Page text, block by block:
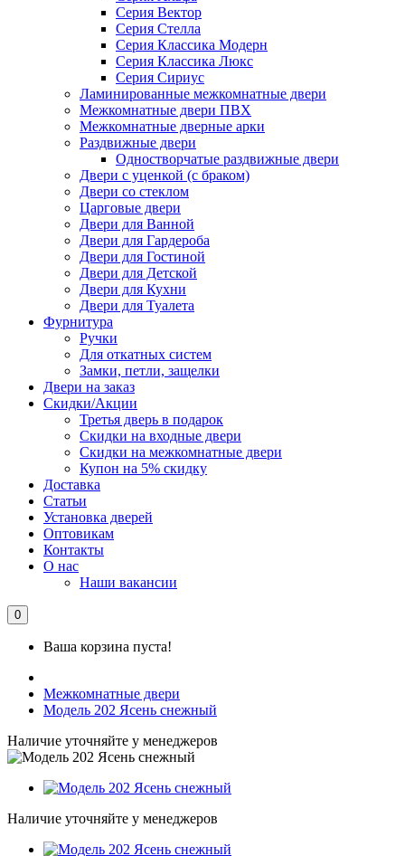
Серия Вектор
Серия Стелла
Серия Классика Модерн
Серия Классика Люкс
Серия Сириус
Ламинированные межкомнатные двери
Межкомнатные двери ПВХ
Межкомнатные дверные арки
Раздвижные двери
Одностворчатые раздвижные двери
Двери с уценкой (с браком)
Двери со стеклом
Царговые двери
Двери для Ванной
Двери для Гардероба
Двери для Гостиной
Двери для Детской
Двери для Кухни
Двери для Туалета
Фурнитура
Ручки
Для откатных систем
Замки, петли, защелки
Двери на заказ
Скидки/Акции
Третья дверь в подарок
Скидки на входные двери
Скидки на межкомнатные двери
Купон на 5% скидку
Доставка
Статьи
Установка дверей
Оптовикам
Контакты
О нас
Наши вакансии
0
Ваша корзина пуста!
Межкомнатные двери
Модель 202 Ясень снежный
Наличие уточняйте у менеджеров
Наличие уточняйте у менеджеров